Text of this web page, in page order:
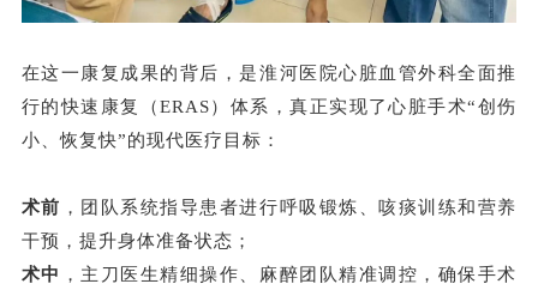
在这一康复成果的背后，是淮河医院心脏血管外科全面推
行的快速康复（ERAS）体系，真正实现了心脏手术“创伤
小、恢复快”的现代医疗目标：
术前 ，团队系统指导患者进行呼吸锻炼、咳痰训练和营养
干预，提升身体准备状态；
术中 ，主刀医生精细操作、麻醉团队精准调控，确保手术